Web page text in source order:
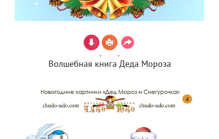
Волшебная книга Деда Мороза